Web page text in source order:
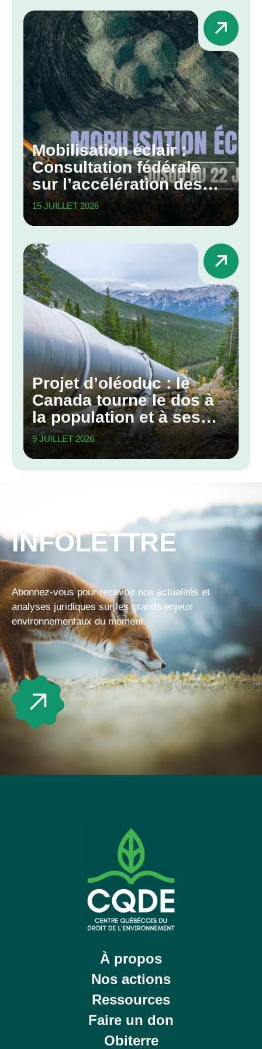
Mobilisation éclair :
Consultation fédérale
sur l’accélération des
grands projets
15 JUILLET 2026
Projet d’oléoduc : le
Canada tourne le dos à
la population et à ses
engagements
climatiques
9 JUILLET 2026
INFOLETTRE
Abonnez-vous pour recevoir nos actualités et
analyses juridiques sur les grands enjeux
environnementaux du moment.
À propos
Nos actions
Ressources
Faire un don
Obiterre